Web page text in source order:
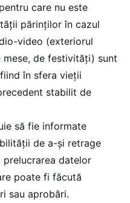
care nu este
părinților în cazul
video (exteriorul
de festivități) sunt
în sfera vieții
stabilit de
să fie informate
de a-și retrage
datelor
poate fi făcută
sau aprobări.